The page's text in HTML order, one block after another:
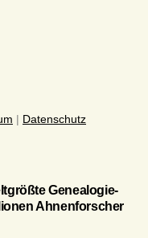
| Datenschutz
Genealogie-
Ahnenforscher